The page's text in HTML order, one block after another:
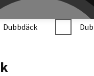
Dubbdäck